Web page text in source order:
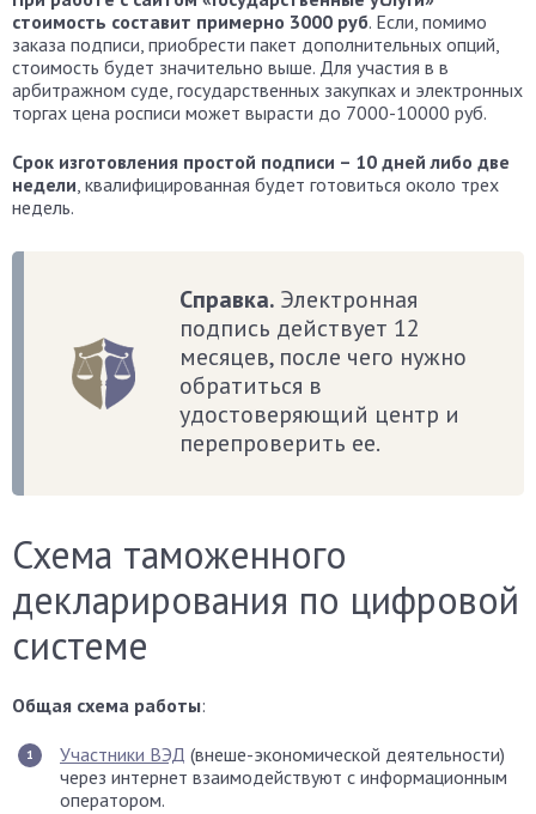
стоимость составит примерно 3000 руб. Если, помимо
заказа подписи, приобрести пакет дополнительных опций,
стоимость будет значительно выше. Для участия в в
арбитражном суде, государственных закупках и электронных
торгах цена росписи может вырасти до 7000-10000 руб.
Срок изготовления простой подписи – 10 дней либо две
недели, квалифицированная будет готовиться около трех
недель.
Справка. Электронная
подпись действует 12
месяцев, после чего нужно
обратиться в
удостоверяющий центр и
перепроверить ее.
Схема таможенного
декларирования по цифровой
системе
Общая схема работы:
Участники ВЭД (внеше-экономической деятельности)
через интернет взаимодействуют с информационным
оператором.